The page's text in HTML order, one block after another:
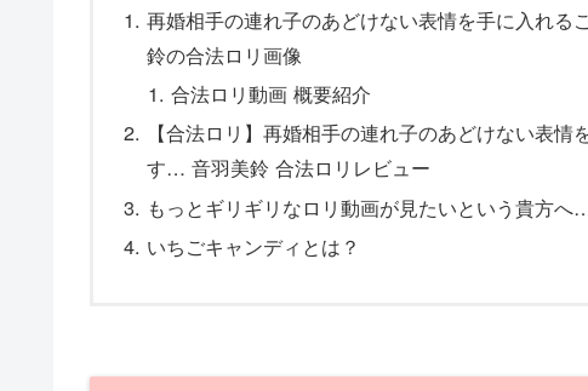
再婚相手の連れ子のあどけない表情を手に入れ
鈴の合法ロリ画像
合法ロリ動画 概要紹介
【合法ロリ】再婚相手の連れ子のあどけない表
す… 音羽美鈴 合法ロリレビュー
もっとギリギリなロリ動画が見たいという貴方へ
いちごキャンディとは？